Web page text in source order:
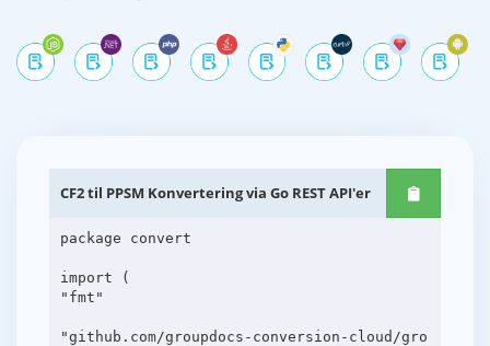
CF2 til PPSM Konvertering via Go REST API'er
package convert
import (
"fmt"
"github.com/groupdocs-conversion-cloud/gro